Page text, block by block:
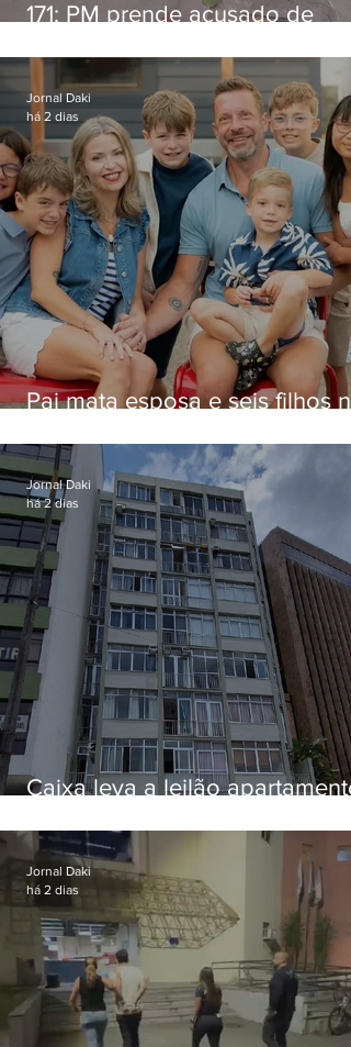
171: PM prende acusado de
Niterói
Pai mata esposa e seis filhos
Jornal Daki
há 2 dias
Caixa leva a leilão apartamento
Botafogo
Jornal Daki
há 2 dias
Jornal Daki
há 2 dias